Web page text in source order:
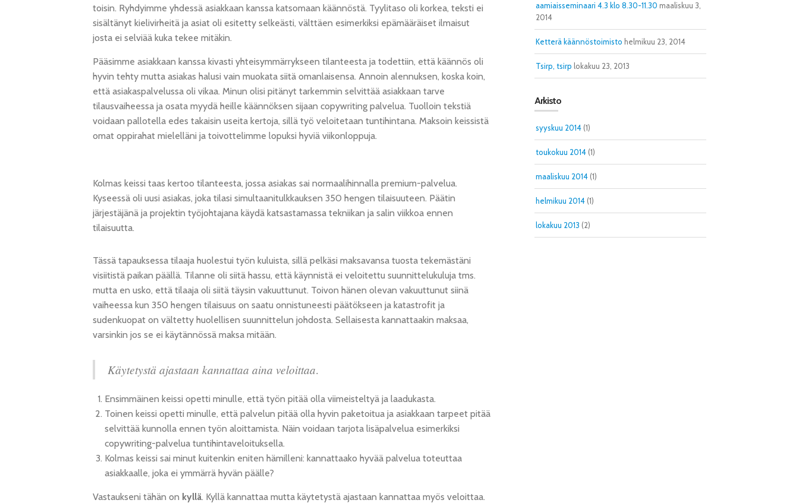
toisin. Ryhdyimme yhdessä asiakkaan kanssa katsomaan käännöstä. Tyylitaso oli korkea, teksti ei
sisältänyt kielivirheitä ja asiat oli esitetty selkeästi, välttäen esimerkiksi epämääräiset ilmaisut
josta ei selviää kuka tekee mitäkin.
Pääsimme asiakkaan kanssa kivasti yhteisymmärrykseen tilanteesta ja todettiin, että käännös oli
hyvin tehty mutta asiakas halusi vain muokata siitä omanlaisensa. Annoin alennuksen, koska koin,
että asiakaspalvelussa oli vikaa. Minun olisi pitänyt tarkemmin selvittää asiakkaan tarve
tilausvaiheessa ja osata myydä heille käännöksen sijaan copywriting palvelua. Tuolloin tekstiä
voidaan pallotella edes takaisin useita kertoja, sillä työ veloitetaan tuntihintana. Maksoin keissistä
omat oppirahat mielelläni ja toivottelimme lopuksi hyviä viikonloppuja.
Kolmas keissi taas kertoo tilanteesta, jossa asiakas sai normaalihinnalla premium-palvelua.
Kyseessä oli uusi asiakas, joka tilasi simultaanitulkkauksen 350 hengen tilaisuuteen. Päätin
järjestäjänä ja projektin työjohtajana käydä katsastamassa tekniikan ja salin viikkoa ennen
tilaisuutta.
Tässä tapauksessa tilaaja huolestui työn kuluista, sillä pelkäsi maksavansa tuosta tekemästäni
visiitistä paikan päällä. Tilanne oli siitä hassu, että käynnistä ei veloitettu suunnittelukuluja tms.
mutta en usko, että tilaaja oli siitä täysin vakuuttunut. Toivon hänen olevan vakuuttunut siinä
vaiheessa kun 350 hengen tilaisuus on saatu onnistuneesti päätökseen ja katastrofit ja
sudenkuopat on vältetty huolellisen suunnittelun johdosta. Sellaisesta kannattaakin maksaa,
varsinkin jos se ei käytännössä maksa mitään.
Käytetystä ajastaan kannattaa aina veloittaa.
Ensimmäinen keissi opetti minulle, että työn pitää olla viimeisteltyä ja laadukasta.
Toinen keissi opetti minulle, että palvelun pitää olla hyvin paketoitua ja asiakkaan tarpeet pitää
selvittää kunnolla ennen työn aloittamista. Näin voidaan tarjota lisäpalvelua esimerkiksi
copywriting-palvelua tuntihintaveloituksella.
Kolmas keissi sai minut kuitenkin eniten hämilleni: kannattaako hyvää palvelua toteuttaa
asiakkaalle, joka ei ymmärrä hyvän päälle?
Vastaukseni tähän on kyllä. Kyllä kannattaa mutta käytetystä ajastaan kannattaa myös veloittaa.
aamiaisseminaari 4.3 klo 8.30-11.30 maaliskuu 3,
2014
Ketterä käännöstoimisto helmikuu 23, 2014
Tsirp, tsirp lokakuu 23, 2013
Arkisto
syyskuu 2014(1)
toukokuu 2014(1)
maaliskuu 2014(1)
helmikuu 2014(1)
lokakuu 2013 (2)